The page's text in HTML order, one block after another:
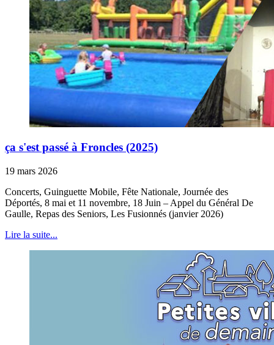
ça s'est passé à Froncles (2025)
19 mars 2026
Concerts, Guinguette Mobile, Fête Nationale, Journée des
Déportés, 8 mai et 11 novembre, 18 Juin – Appel du Général De
Gaulle, Repas des Seniors, Les Fusionnés (janvier 2026)
Lire la suite...